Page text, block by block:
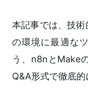
本記事では、技
の環境に最適な
う、n8nとMake
Q&A形式で徹底的